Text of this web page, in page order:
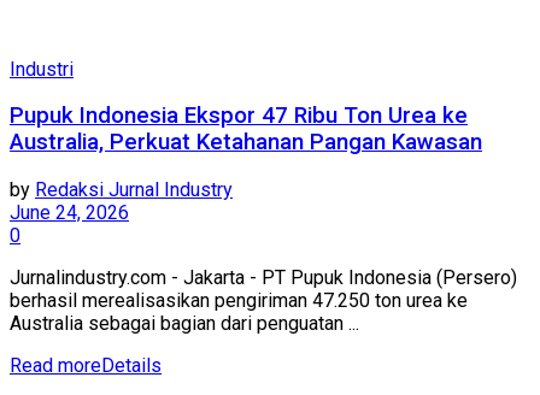
Industri
Pupuk Indonesia Ekspor 47 Ribu Ton Urea ke
Australia, Perkuat Ketahanan Pangan Kawasan
by Redaksi Jurnal Industry
June 24, 2026
0
Jurnalindustry.com - Jakarta - PT Pupuk Indonesia (Persero)
berhasil merealisasikan pengiriman 47.250 ton urea ke
Australia sebagai bagian dari penguatan ...
Read moreDetails